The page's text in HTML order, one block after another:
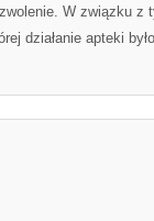
W związku z
działanie apteki